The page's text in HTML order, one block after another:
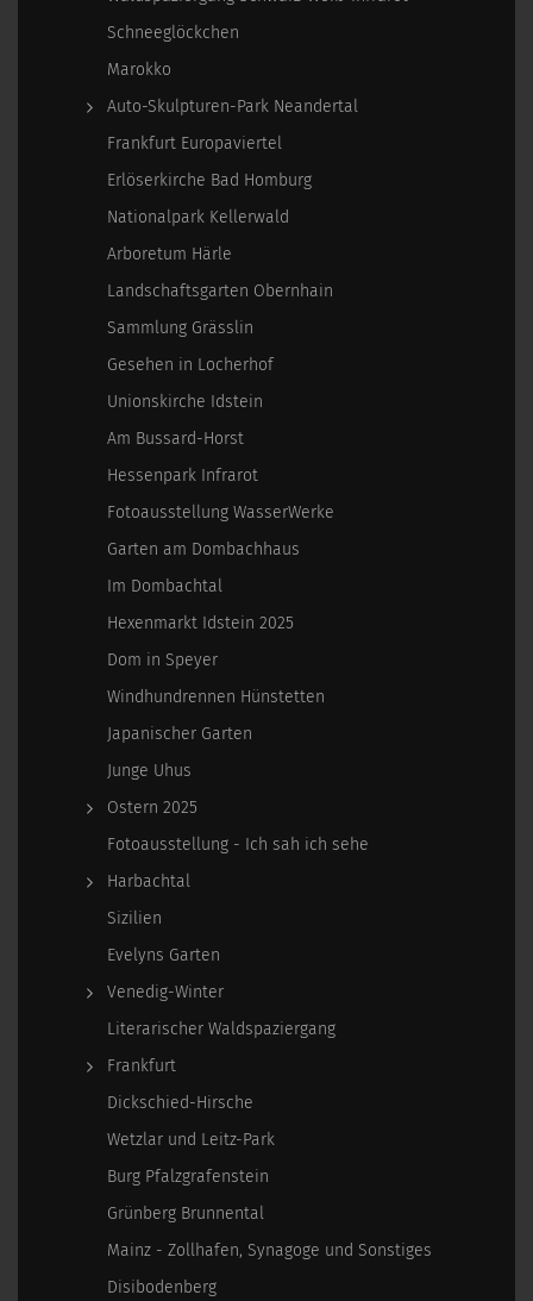
Schneeglöckchen
Marokko
Auto-Skulpturen-Park Neandertal
Frankfurt Europaviertel
Erlöserkirche Bad Homburg
Nationalpark Kellerwald
Arboretum Härle
Landschaftsgarten Obernhain
Sammlung Grässlin
Gesehen in Locherhof
Unionskirche Idstein
Am Bussard-Horst
Hessenpark Infrarot
Fotoausstellung WasserWerke
Garten am Dombachhaus
Im Dombachtal
Hexenmarkt Idstein 2025
Dom in Speyer
Windhundrennen Hünstetten
Japanischer Garten
Junge Uhus
Ostern 2025
Fotoausstellung - Ich sah ich sehe
Harbachtal
Sizilien
Evelyns Garten
Venedig-Winter
Literarischer Waldspaziergang
Frankfurt
Dickschied-Hirsche
Wetzlar und Leitz-Park
Burg Pfalzgrafenstein
Grünberg Brunnental
Mainz - Zollhafen, Synagoge und Sonstiges
Disibodenberg